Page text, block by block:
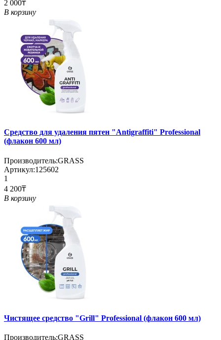
2 000₸
В корзину
Средство для удаления пятен "Antigraffiti" Professional
(флакон 600 мл)
Производитель:GRASS
Артикул:125602
1
4 200₸
В корзину
Чистящее средство "Grill" Professional (флакон 600 мл)
Производитель:GRASS